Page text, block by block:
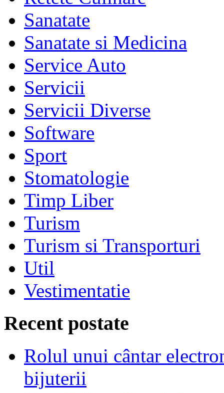
Sanatate
Sanatate si Medicina
Service Auto
Servicii
Servicii Diverse
Software
Sport
Stomatologie
Timp Liber
Turism
Turism si Transporturi
Util
Vestimentatie
Recent postate
Rolul unui cântar
bijuterii